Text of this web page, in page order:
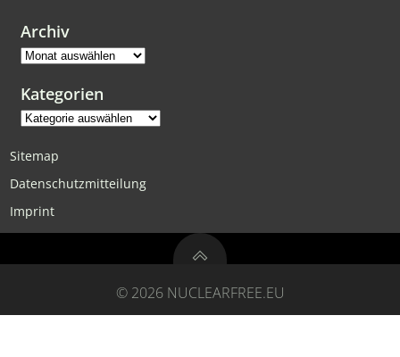
Archiv
Archiv
Kategorien
Kategorien
Sitemap
Datenschutzmitteilung
Imprint
© 2026 NUCLEARFREE.EU